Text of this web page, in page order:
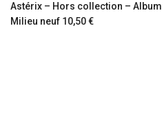
Astérix – Hors collection – Album
Milieu neuf 10,50 €